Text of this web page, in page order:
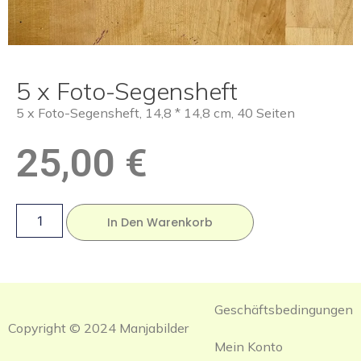
5 x Foto-Segensheft
5 x Foto-Segensheft, 14,8 * 14,8 cm, 40 Seiten
25,00 €
In Den Warenkorb
Copyright © 2024 Manjabilder
Geschäftsbedingungen
Mein Konto